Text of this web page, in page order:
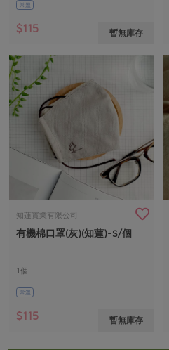
常溫
$115 暫無庫存
知蓮實業有限公司
有機棉口罩(灰)(知蓮)-S/個
1個
常溫
$115 暫無庫存